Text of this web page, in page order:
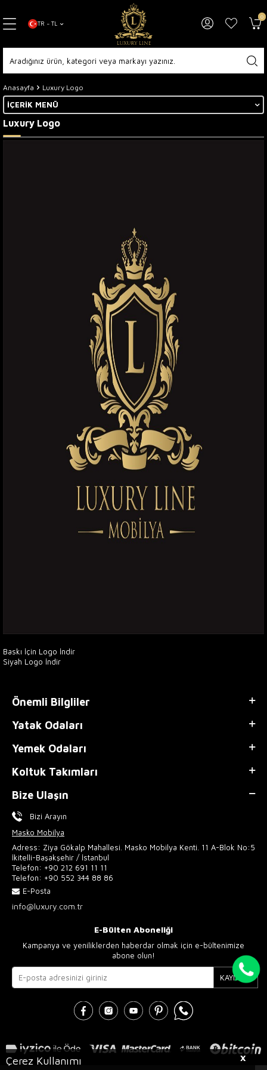
X
Çerez Kullanımı
TR − TL
0
Anasayfa Luxury Logo
İÇERIK MENÜ
Luxury Logo
Baskı İçin Logo İndir
Siyah Logo İndir
Önemli Bilgliler
Yatak Odaları
Yemek Odaları
Koltuk Takımları
Bize Ulaşın
Bizi Arayın
Masko Mobilya
Adress: Ziya Gökalp Mahallesi. Masko Mobilya Kenti. 11 A-Blok No:5
İkitelli-Başakşehir / İstanbul
Telefon: +90 212 691 11 11
Telefon: +90 552 344 88 86
E-Posta
info@luxury.com.tr
E-Bülten Aboneliği
Kampanya ve yeniliklerden haberdar olmak için e-bültenimize
abone olun!
KAYIT OL